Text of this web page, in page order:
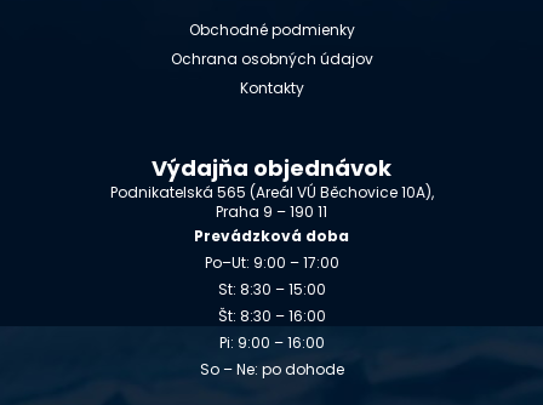
Obchodné podmienky
Ochrana osobných údajov
Kontakty
Výdajňa objednávok
Podnikatelská 565 (Areál VÚ Běchovice 10A),
Praha 9 – 190 11
Prevádzková doba
Po–Ut: 9:00 – 17:00
St: 8:30 – 15:00
Št: 8:30 – 16:00
Pi: 9:00 – 16:00
So – Ne: po dohode